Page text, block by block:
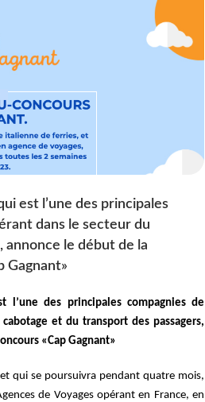
est l’une des principales
dans le secteur du
annonce le début de la
Gagnant»
des principales compagnies de
et du transport des passagers,
«Cap Gagnant»
qui se poursuivra pendant quatre mois,
de Voyages opérant en France, en